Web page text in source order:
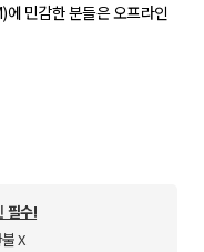
민감한 분들은 오프라인
필수!
X